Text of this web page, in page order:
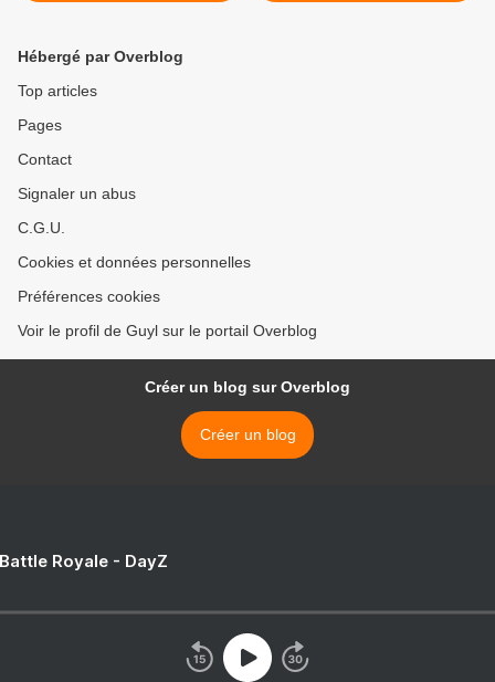
Hébergé par Overblog
Top articles
Pages
Contact
Signaler un abus
C.G.U.
Cookies et données personnelles
Préférences cookies
Voir le profil de Guyl sur le portail Overblog
Créer un blog sur Overblog
Créer un blog
Royale - DayZ